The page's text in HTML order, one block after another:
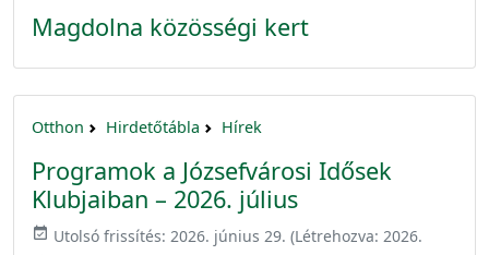
Magdolna közösségi kert
Otthon Hirdetőtábla Hírek
Programok a Józsefvárosi Idősek
Klubjaiban – 2026. július
event_available Utolsó frissítés: 2026. június 29. (Létrehozva: 2026.